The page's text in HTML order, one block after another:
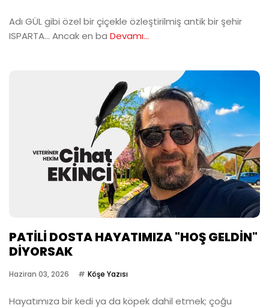
Adı GÜL gibi özel bir çiçekle özleştirilmiş antik bir şehir
ISPARTA… Ancak en ba Devamı...
PATİLİ DOSTA HAYATIMIZA "HOŞ GELDİN"
DİYORSAK
Haziran 03, 2026 Köşe Yazısı
Hayatımıza bir kedi ya da köpek dahil etmek; çoğu